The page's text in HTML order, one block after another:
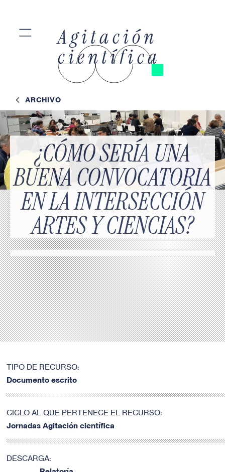
=
ARCHIVO
Agitación
científica
¿CÓMO SERÍA UNA
BUENA CONVOCATORIA
EN LA INTERSECCIÓN
ARTES Y CIENCIAS?
TIPO DE RECURSO:
Documento escrito
CICLO AL QUE PERTENECE EL RECURSO:
Jornadas Agitación científica
DESCARGA: